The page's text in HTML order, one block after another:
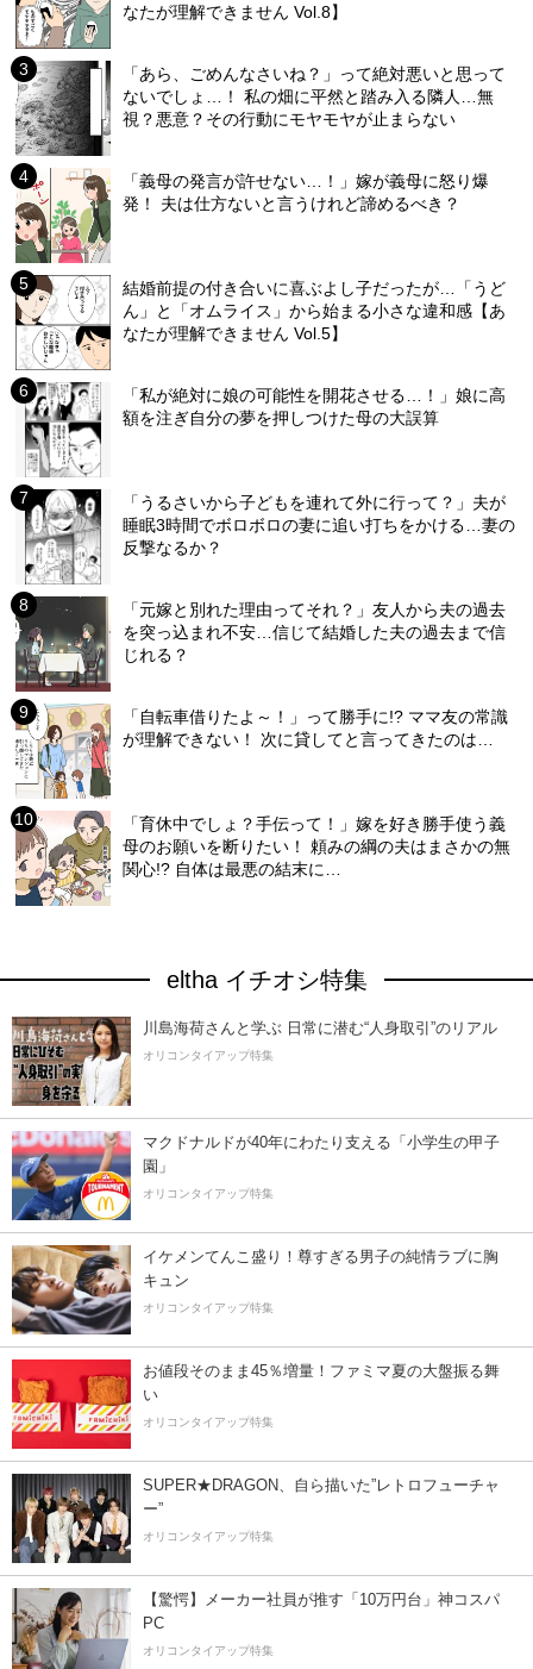
なたが理解できません Vol.8】
「あら、ごめんなさいね？」って絶対悪いと思って
ないでしょ…！ 私の畑に平然と踏み入る隣人…無
視？悪意？その行動にモヤモヤが止まらない
「義母の発言が許せない…！」嫁が義母に怒り爆
発！ 夫は仕方ないと言うけれど諦めるべき？
結婚前提の付き合いに喜ぶよし子だったが…「うど
ん」と「オムライス」から始まる小さな違和感【あ
なたが理解できません Vol.5】
「私が絶対に娘の可能性を開花させる…！」娘に高
額を注ぎ自分の夢を押しつけた母の大誤算
「うるさいから子どもを連れて外に行って？」夫が
睡眠3時間でボロボロの妻に追い打ちをかける…妻の
反撃なるか？
「元嫁と別れた理由ってそれ？」友人から夫の過去
を突っ込まれ不安…信じて結婚した夫の過去まで信
じれる？
「自転車借りたよ～！」って勝手に!? ママ友の常識
が理解できない！ 次に貸してと言ってきたのは…
「育休中でしょ？手伝って！」嫁を好き勝手使う義
母のお願いを断りたい！ 頼みの綱の夫はまさかの無
関心!? 自体は最悪の結末に…
eltha イチオシ特集
川島海荷さんと学ぶ 日常に潜む“人身取引”のリアル
オリコンタイアップ特集
マクドナルドが40年にわたり支える「小学生の甲子
園」
オリコンタイアップ特集
イケメンてんこ盛り！尊すぎる男子の純情ラブに胸
キュン
オリコンタイアップ特集
お値段そのまま45％増量！ファミマ夏の大盤振る舞
い
オリコンタイアップ特集
SUPER★DRAGON、自ら描いた”レトロフューチャ
ー”
オリコンタイアップ特集
【驚愕】メーカー社員が推す「10万円台」神コスパ
PC
オリコンタイアップ特集